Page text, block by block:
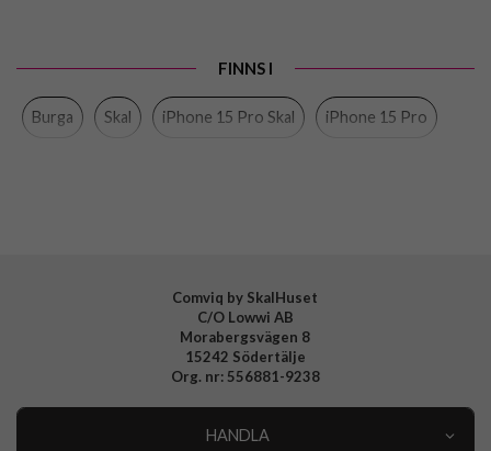
Material Hårdplast (PC), Mjukplast (TPU)
FINNS I
Burga Skal iPhone 15 Pro Skal iPhone 15 Pro
Comviq by SkalHuset
C/O Lowwi AB
Morabergsvägen 8
15242 Södertälje
Org. nr: 556881-9238
HANDLA